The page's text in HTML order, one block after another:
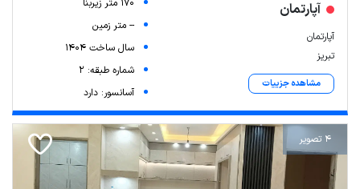
آپارتمان
آپارتمان
تبریز
مشاهده جزییات
-- متر زمین
سال ساخت 1404
شماره طبقه: 2
آسانسور: دارد
4 تصویر